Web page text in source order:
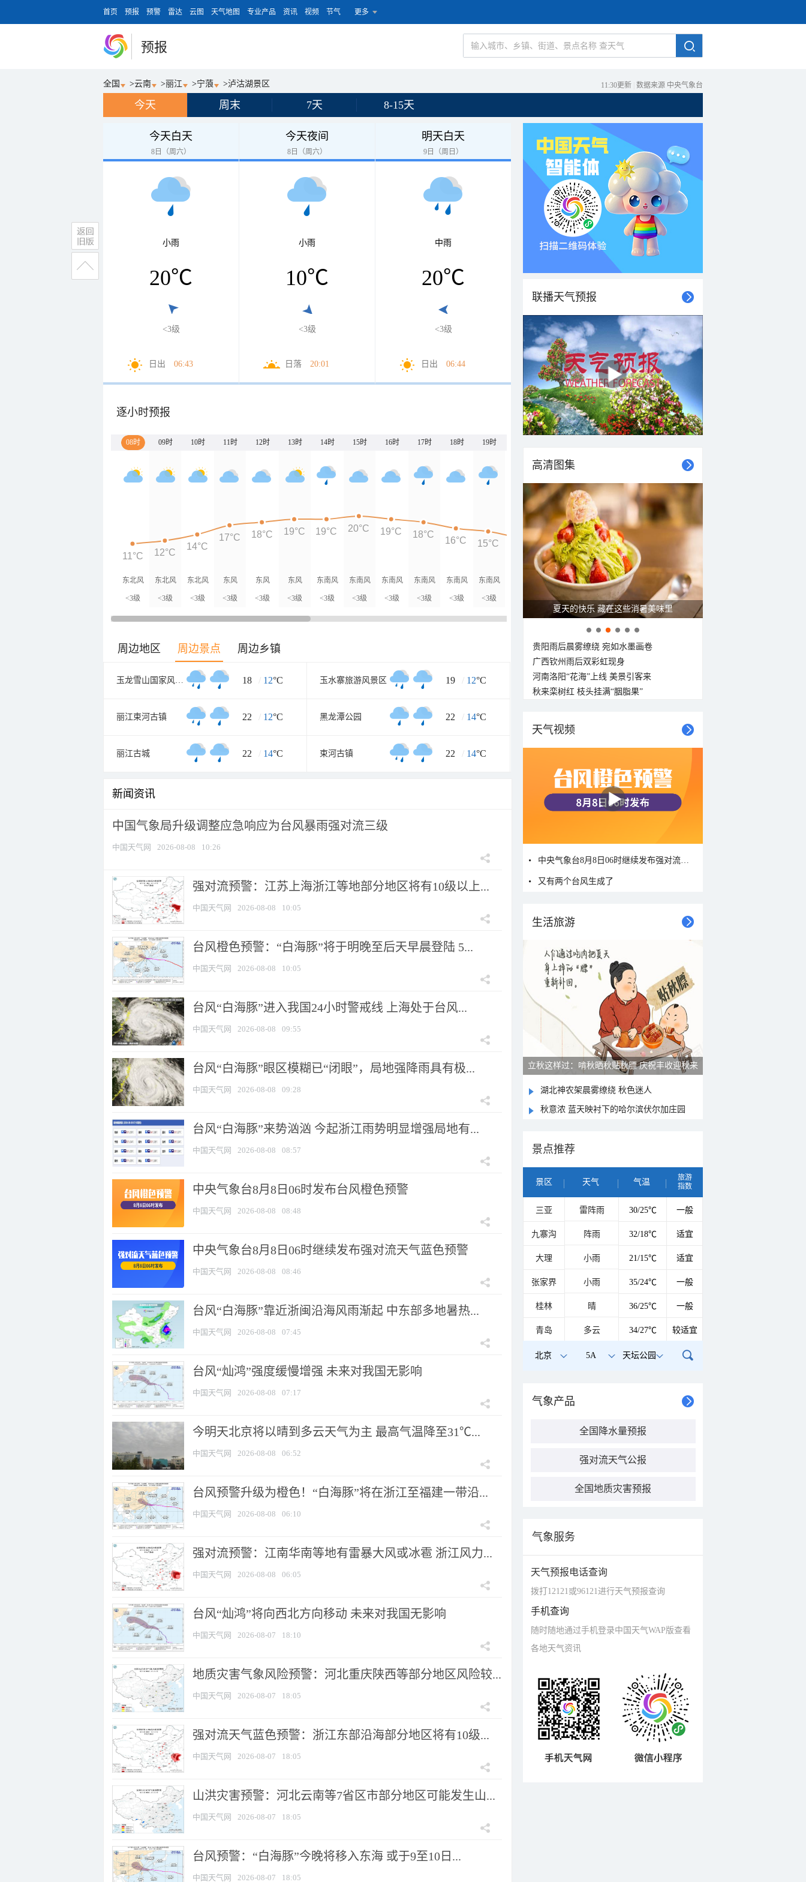
首页 预报 预警 雷达 云图 天气地图 专业产品 资讯 视频 节气 更多
预报
全国 >云南 >丽江 >宁蒗 >泸沽湖景区 11:30更新 数据来源 中央气象台
今天 周末 7天 8-15天
今天白天
8日（周六）
小雨
20℃
<3级
日出 06:43
今天夜间
8日（周六）
小雨
10℃
<3级
日落 20:01
明天白天
9日（周日）
中雨
20℃
<3级
日出 06:44
逐小时预报
08时 09时 10时 11时 12时 13时 14时 15时 16时 17时 18时 19时
东北风
<3级
东北风
<3级
东北风
<3级
东风
<3级
东风
<3级
东风
<3级
东南风
<3级
东南风
<3级
东南风
<3级
东南风
<3级
东南风
<3级
东南风
<3级 <3级
东风
<3级
东风
<3级
东南风
<3级 <3级
东南风
<3级
11°C 12°C
14°C
17°C 18°C 19°C 19°C 20°C 19°C 18°C
16°C 15°C
13°C 13°C 13°C 12°C 12°C
周边地区 周边景点 周边乡镇
玉龙雪山国家风景名胜区 18 / 12°C 玉水寨旅游风景区 19 / 12°C
丽江束河古镇 22 / 12°C 黑龙潭公园 22 / 14°C
丽江古城 22 / 14°C 束河古镇 22 / 14°C
新闻资讯
中国气象局升级调整应急响应为台风暴雨强对流三级
中国天气网 2026-08-08 10:26
强对流预警：江苏上海浙江等地部分地区将有10级以上...
中国天气网 2026-08-08 10:05
台风橙色预警：“白海豚”将于明晚至后天早晨登陆 5...
中国天气网 2026-08-08 10:05
台风“白海豚”进入我国24小时警戒线 上海处于台风...
中国天气网 2026-08-08 09:55
台风“白海豚”眼区模糊已“闭眼”，局地强降雨具有极...
中国天气网 2026-08-08 09:28
台风“白海豚”来势汹汹 今起浙江雨势明显增强局地有...
中国天气网 2026-08-08 08:57
中央气象台8月8日06时发布台风橙色预警
中国天气网 2026-08-08 08:48
中央气象台8月8日06时继续发布强对流天气蓝色预警
中国天气网 2026-08-08 08:46
台风“白海豚”靠近浙闽沿海风雨渐起 中东部多地暑热...
中国天气网 2026-08-08 07:45
台风“灿鸿”强度缓慢增强 未来对我国无影响
中国天气网 2026-08-08 07:17
今明天北京将以晴到多云天气为主 最高气温降至31℃...
中国天气网 2026-08-08 06:52
台风预警升级为橙色！“白海豚”将在浙江至福建一带沿...
中国天气网 2026-08-08 06:10
强对流预警：江南华南等地有雷暴大风或冰雹 浙江风力...
中国天气网 2026-08-08 06:05
台风“灿鸿”将向西北方向移动 未来对我国无影响
中国天气网 2026-08-07 18:10
地质灾害气象风险预警：河北重庆陕西等部分地区风险较...
中国天气网 2026-08-07 18:05
强对流天气蓝色预警：浙江东部沿海部分地区将有10级...
中国天气网 2026-08-07 18:05
山洪灾害预警：河北云南等7省区市部分地区可能发生山...
中国天气网 2026-08-07 18:05
台风预警：“白海豚”今晚将移入东海 或于9至10日...
中国天气网 2026-08-07 18:05
联播天气预报
高清图集
广西南宁：盛夏里的“绿野仙踪”
贵阳雨后晨雾缭绕 宛如水墨画卷
广西钦州雨后双彩虹现身
河南洛阳“花海”上线 美景引客来
秋来栾树红 枝头挂满“胭脂果”
天气视频
中央气象台8月8日06时继续发布强对流天气蓝色预警
又有两个台风生成了
生活旅游
雨后峨眉沟壑尽显 金顶显真容
湖北神农架晨雾缭绕 秋色迷人
秋意浓 蓝天映衬下的哈尔滨伏尔加庄园
景点推荐
景区 天气 气温
旅游
指数
三亚 雷阵雨 30/25℃ 一般
九寨沟 阵雨 32/18℃ 适宜
大理 小雨 21/15℃ 适宜
张家界 小雨 35/24℃ 一般
桂林 晴 36/25℃ 一般
青岛 多云 34/27℃ 较适宜
北京 5A 天坛公园
气象产品
全国降水量预报
强对流天气公报
全国地质灾害预报
气象服务
天气预报电话查询
拨打12121或96121进行天气预报查询
手机查询
随时随地通过手机登录中国天气WAP版查看
各地天气资讯